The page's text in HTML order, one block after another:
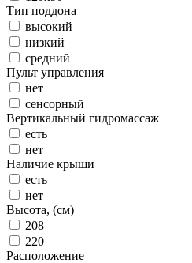
Тип поддона
высокий
низкий
средний
Пульт управления
нет
сенсорный
Вертикальный гидромассаж
есть
нет
Наличие крыши
есть
нет
Высота, (см)
208
220
Расположение